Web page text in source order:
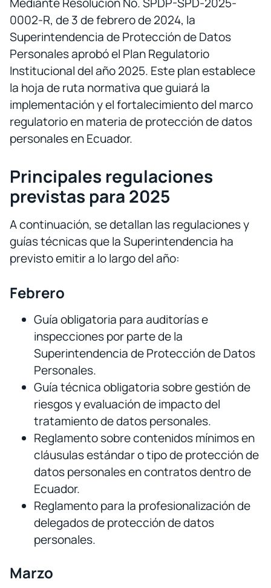
Mediante Resolución No. SPDP-SPD-2025-
0002-R, de 3 de febrero de 2024, la
Superintendencia de Protección de Datos
Personales aprobó el Plan Regulatorio
Institucional del año 2025. Este plan establece
la hoja de ruta normativa que guiará la
implementación y el fortalecimiento del marco
regulatorio en materia de protección de datos
personales en Ecuador.
Principales regulaciones
previstas para 2025
A continuación, se detallan las regulaciones y
guías técnicas que la Superintendencia ha
previsto emitir a lo largo del año:
Febrero
Guía obligatoria para auditorías e
inspecciones por parte de la
Superintendencia de Protección de Datos
Personales.
Guía técnica obligatoria sobre gestión de
riesgos y evaluación de impacto del
tratamiento de datos personales.
Reglamento sobre contenidos mínimos en
cláusulas estándar o tipo de protección de
datos personales en contratos dentro de
Ecuador.
Reglamento para la profesionalización de
delegados de protección de datos
personales.
Marzo